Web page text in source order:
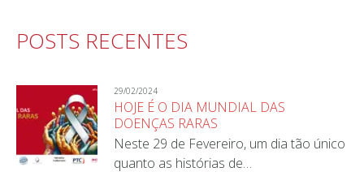
POSTS RECENTES
29/02/2024
HOJE É O DIA MUNDIAL DAS
DOENÇAS RARAS
Neste 29 de Fevereiro, um dia tão único
quanto as histórias de…